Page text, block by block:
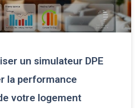
un simulateur DPE
la performance
votre logement